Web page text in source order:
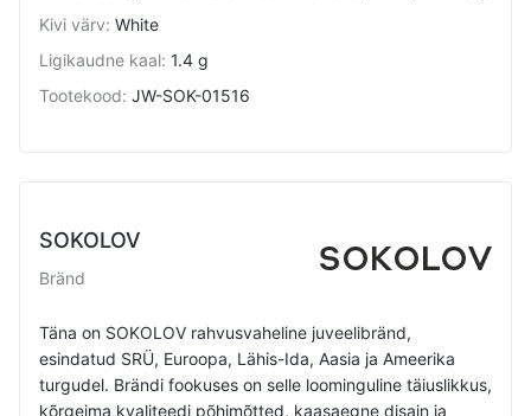
Kivi värv: White
Ligikaudne kaal: 1.4 g
Tootekood: JW-SOK-01516
SOKOLOV
Bränd
Täna on SOKOLOV rahvusvaheline juveelibränd,
esindatud SRÜ, Euroopa, Lähis-Ida, Aasia ja Ameerika
turgudel. Brändi fookuses on selle loominguline täiuslikkus,
kõrgeima kvaliteedi põhimõtted, kaasaegne disain ja